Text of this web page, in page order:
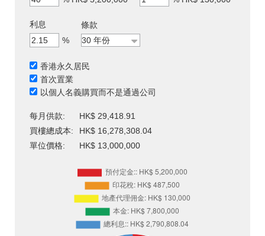
利息
%
條款
香港永久居民
首次置業
以個人名義購買而不是通過公司
每月供款:
HK$ 29,418.91
買樓總成本:
HK$ 16,278,308.04
單位價格:
HK$ 13,000,000